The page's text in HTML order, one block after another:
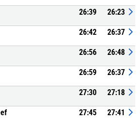
26:39 26:23
26:42 26:37
26:56 26:48
26:59 26:37
27:30 27:18
27:45 27:41